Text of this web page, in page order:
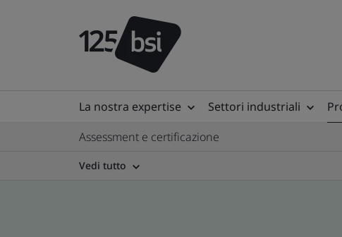
La nostra expertise Settori industriali
Assessment e certificazione
Vedi tutto